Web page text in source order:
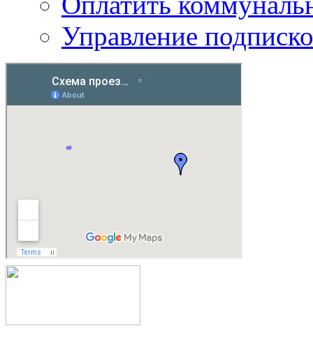
Управление